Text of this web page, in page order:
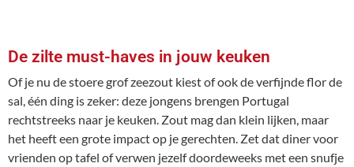
De zilte must-haves in jouw keuken
Of je nu de stoere grof zeezout kiest of ook de verfijnde flor de
sal, één ding is zeker: deze jongens brengen Portugal
rechtstreeks naar je keuken. Zout mag dan klein lijken, maar
het heeft een grote impact op je gerechten. Zet dat diner voor
vrienden op tafel of verwen jezelf doordeweeks met een snufje